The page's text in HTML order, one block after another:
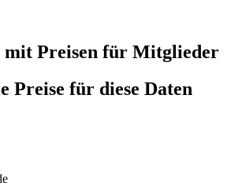
mit Preisen für Mitglieder
Preise für diese Daten